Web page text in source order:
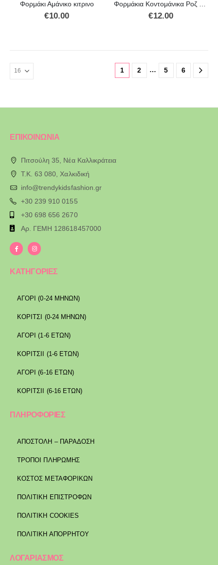
Φορμάκι Αμάνικο κιτρινο
€10.00
Φορμάκια Κοντομάνικα Ροζ με τούλι
€12.00
1 2 … 5 6
ΕΠΙΚΟΙΝΩΝΙΑ
Πιτσούλη 35, Νέα Καλλικράτεια
T.K. 63 080, Χαλκιδική
info@trendykidsfashion.gr
+30 239 910 0155
+30 698 656 2670
Αρ. ΓΕΜΗ 128618457000
ΚΑΤΗΓΟΡΙΕΣ
ΑΓΟΡΙ (0-24 ΜΗΝΩΝ)
ΚΟΡΙΤΣΙ (0-24 ΜΗΝΩΝ)
ΑΓΟΡΙ (1-6 ΕΤΩΝ)
ΚΟΡΙΤΣΙΙ (1-6 ΕΤΩΝ)
ΑΓΟΡΙ (6-16 ΕΤΩΝ)
ΚΟΡΙΤΣΙΙ (6-16 ΕΤΩΝ)
ΠΛΗΡΟΦΟΡΙΕΣ
ΑΠΟΣΤΟΛΉ – ΠΑΡΆΔΟΣΗ
ΤΡΌΠΟΙ ΠΛΗΡΩΜΉΣ
ΚΌΣΤΟΣ ΜΕΤΑΦΟΡΙΚΏΝ
ΠΟΛΙΤΙΚΉ ΕΠΙΣΤΡΟΦΏΝ
ΠΟΛΙΤΙΚΉ COOKIES
ΠΟΛΙΤΙΚΉ ΑΠΟΡΡΉΤΟΥ
ΛΟΓΑΡΙΑΣΜΟΣ